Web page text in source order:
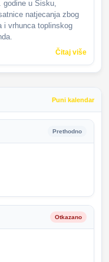
godine u Sisku,
natjecanja zbog
i vrhunca toplinskog
Čitaj više
Puni kalendar
Prethodno
Otkazano